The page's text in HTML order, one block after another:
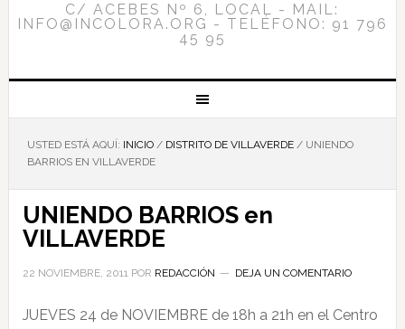
C/ ACEBES Nº 6, LOCAL - MAIL:
INFO@INCOLORA.ORG - TELÉFONO: 91 796
45 95
USTED ESTÁ AQUÍ: INICIO / DISTRITO DE VILLAVERDE /UNIENDO
BARRIOS EN VILLAVERDE
UNIENDO BARRIOS en
VILLAVERDE
22 NOVIEMBRE, 2011POR REDACCIÓN DEJA UN COMENTARIO
JUEVES 24 de NOVIEMBRE de 18h a 21h en el Centro